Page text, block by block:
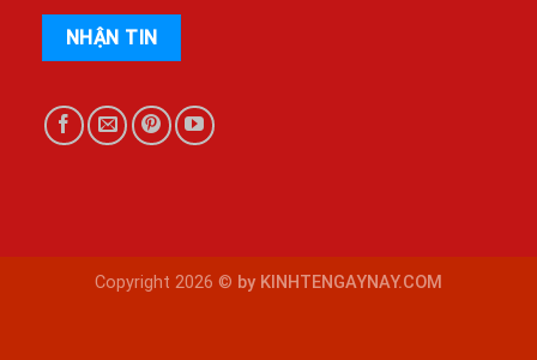
Copyright 2026 © by KINHTENGAYNAY.COM